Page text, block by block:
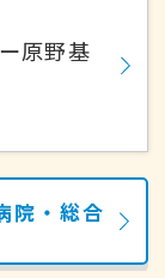
原野基
院・総合